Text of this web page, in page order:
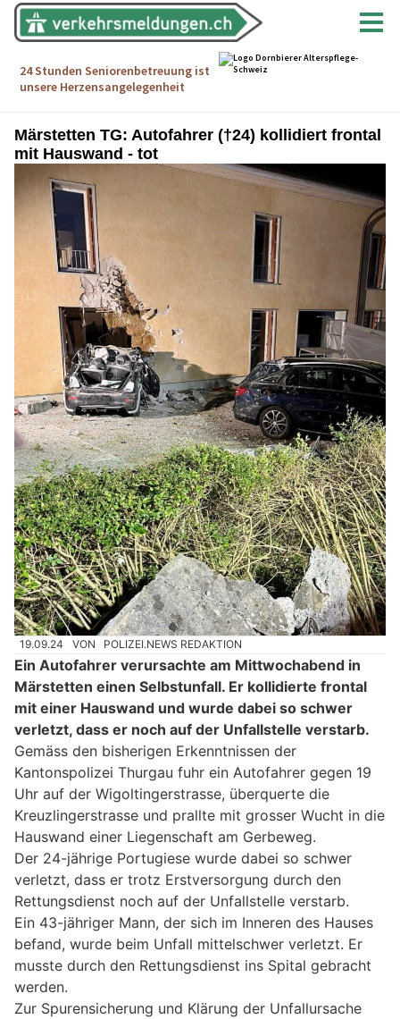
Märstetten TG: Autofahrer (†24) kollidiert frontal
mit Hauswand - tot
19.09.24 VON POLIZEI.NEWS REDAKTION
Ein Autofahrer verursachte am Mittwochabend in
Märstetten einen Selbstunfall. Er kollidierte frontal
mit einer Hauswand und wurde dabei so schwer
verletzt, dass er noch auf der Unfallstelle verstarb.
Gemäss den bisherigen Erkenntnissen der
Kantonspolizei Thurgau fuhr ein Autofahrer gegen 19
Uhr auf der Wigoltingerstrasse, überquerte die
Kreuzlingerstrasse und prallte mit grosser Wucht in die
Hauswand einer Liegenschaft am Gerbeweg.
Der 24-jährige Portugiese wurde dabei so schwer
verletzt, dass er trotz Erstversorgung durch den
Rettungsdienst noch auf der Unfallstelle verstarb.
Ein 43-jähriger Mann, der sich im Inneren des Hauses
befand, wurde beim Unfall mittelschwer verletzt. Er
musste durch den Rettungsdienst ins Spital gebracht
werden.
Zur Spurensicherung und Klärung der Unfallursache